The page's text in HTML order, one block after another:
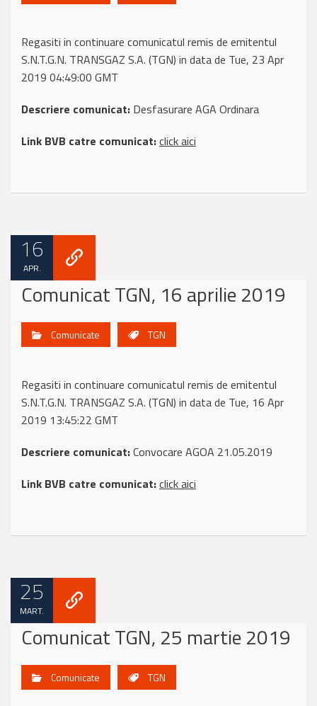
Regasiti in continuare comunicatul remis de emitentul
S.N.T.G.N. TRANSGAZ S.A. (TGN) in data de Tue, 23 Apr
2019 04:49:00 GMT
Descriere comunicat: Desfasurare AGA Ordinara
Link BVB catre comunicat:click aici
16
APR.
Comunicat TGN, 16 aprilie 2019
Comunicate TGN
Regasiti in continuare comunicatul remis de emitentul
S.N.T.G.N. TRANSGAZ S.A. (TGN) in data de Tue, 16 Apr
2019 13:45:22 GMT
Descriere comunicat:Convocare AGOA 21.05.2019
Link BVB catre comunicat:click aici
25
MART.
Comunicat TGN, 25 martie 2019
Comunicate TGN